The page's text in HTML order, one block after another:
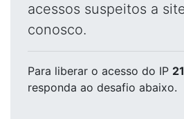
acessos suspeitos a
conosco.
Para liberar o acesso do IP
responda ao desafio abaixo.